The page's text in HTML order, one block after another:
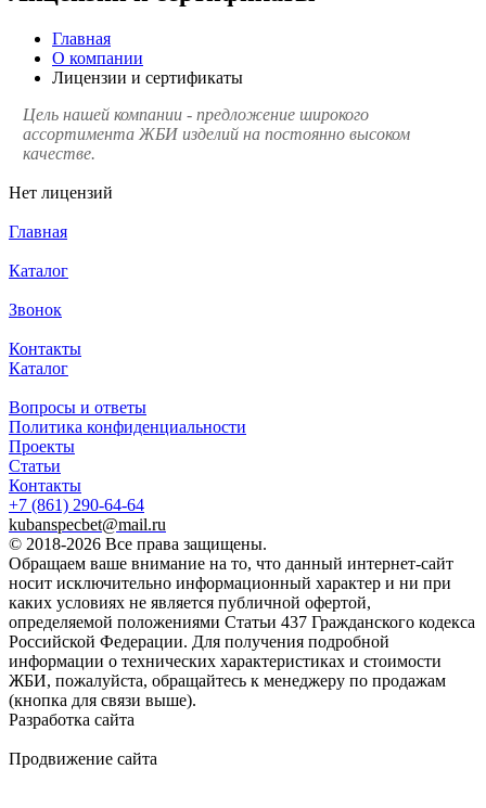
Главная
О компании
Лицензии и сертификаты
Цель нашей компании - предложение широкого
ассортимента ЖБИ изделий на постоянно высоком
качестве.
Нет лицензий
Главная
Каталог
Звонок
Контакты
Каталог
Вопросы и ответы
Политика конфиденциальности
Проекты
Статьи
Контакты
+7 (861) 290-64-64
kubanspecbet@mail.ru
© 2018-2026 Все права защищены.
Обращаем ваше внимание на то, что данный интернет-сайт
носит исключительно информационный характер и ни при
каких условиях не является публичной офертой,
определяемой положениями Статьи 437 Гражданского кодекса
Российской Федерации. Для получения подробной
информации о технических характеристиках и стоимости
ЖБИ, пожалуйста, обращайтесь к менеджеру по продажам
(кнопка для связи выше).
Разработка сайта
Продвижение сайта